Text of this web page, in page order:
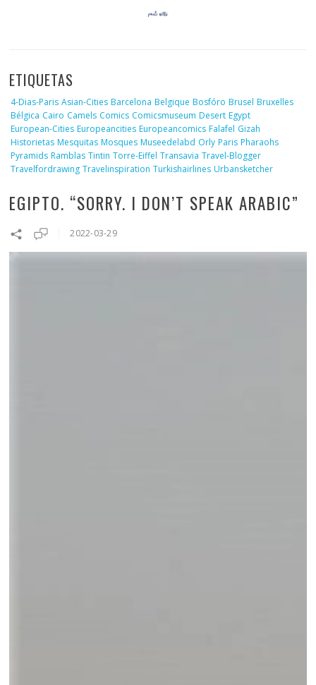
EGIPTO. “SORRY. I DON’T SPEAK ARABIC”
2022-03-29
ETIQUETAS
4-Dias-Paris Asian-Cities Barcelona Belgique Bosfóro Brusel Bruxelles
Bélgica Cairo Camels Comics Comicsmuseum Desert Egypt
European-Cities Europeancities Europeancomics Falafel Gizah
Historietas Mesquitas Mosques Museedelabd Orly Paris Pharaohs
Pyramids Ramblas Tintin Torre-Eiffel Transavia Travel-Blogger
Travelfordrawing Travelinspiration Turkishairlines Urbansketcher